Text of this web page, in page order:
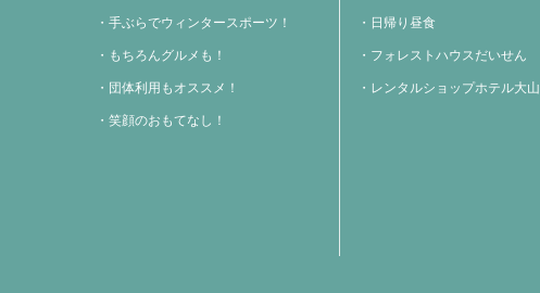
手ぶらでウィンタースポーツ！
もちろんグルメも！
団体利用もオススメ！
笑顔のおもてなし！
日帰り昼食
フォレストハウスだいせん
レンタルショップホテル大山